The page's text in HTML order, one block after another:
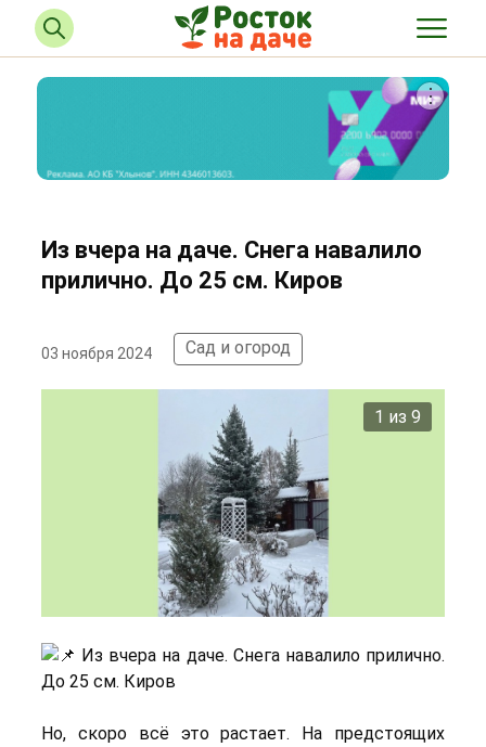
Из вчера на даче. Снега навалило
прилично. До 25 см. Киров
03 ноября 2024 Сад и огород
2 из 9
Из вчера на даче. Снега навалило прилично.
До 25 см. Киров
Но, скоро всё это растает. На предстоящих